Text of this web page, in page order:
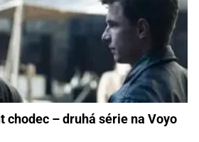
chodec – druhá série na Voyo